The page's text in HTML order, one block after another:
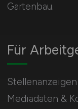
Gartenbau.
Für
Mediadaten &